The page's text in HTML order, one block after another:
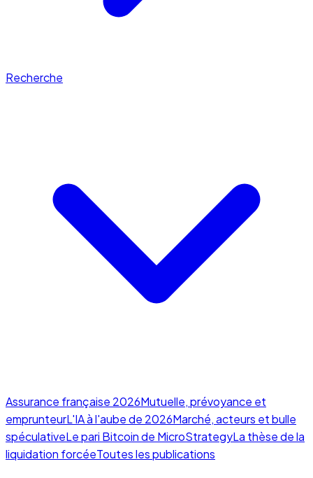
Recherche
Assurance française 2026Mutuelle, prévoyance et
emprunteurL'IA à l'aube de 2026Marché, acteurs et bulle
spéculativeLe pari Bitcoin de MicroStrategyLa thèse de la
liquidation forcéeToutes les publications